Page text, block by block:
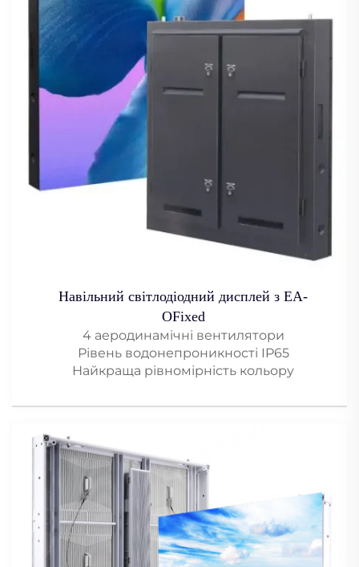
Навільний світлодіодний дисплей з EA-
OFixed
4 аеродинамічні вентилятори
Рівень водонепроникності IP65
Найкраща рівномірність кольору